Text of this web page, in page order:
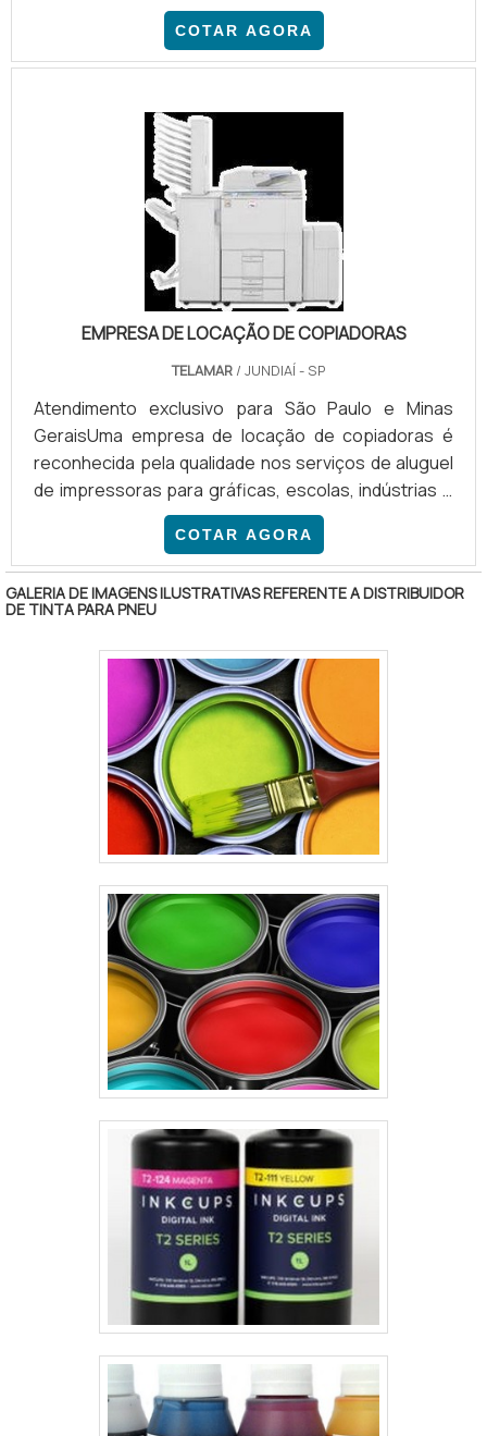
seu reconhecimento. Fazer a identificação do pneu
é importante para que o consumidor possa verificar
a procedência do pneu que adquire, e as etiquetas
os pneus após passarem pela reforma e estarem
novamente prontos para uso.VARIADAS
CARACTERÍSTICAS E CONTEÚDOSPodendo te.
COTAR AGORA
EMPRESA DE LOCAÇÃO DE COPIADORAS
TELAMAR / JUNDIAÍ - SP
Atendimento exclusivo para São Paulo e Minas
GeraisUma empresa de locação de copiadoras é
reconhecida pela qualidade nos serviços de aluguel
de impressoras para gráficas, escolas, indústrias e
comércio em geral, com disponibilidade de inúmeros
modelos de copiadoras para impressão em larga
escala, bem como de fotografias digitais e
fotobooks. Além disso, uma empresa de locação
soluções altamente tecnológicas para cada um de
seus clientes.Pontos relevan.
COTAR AGORA
GALERIA DE IMAGENS ILUSTRATIVAS REFERENTE A DISTRIBUIDOR
DE TINTA PARA PNEU